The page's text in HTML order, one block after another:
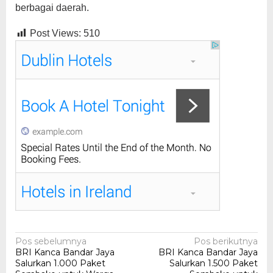
berbagai daerah.
Post Views: 510
Navigasi
pos
Pos sebelumnya
BRI Kanca Bandar Jaya
Salurkan 1.000 Paket
Pos berikutnya
BRI Kanca Bandar Jaya
Salurkan 1.500 Paket